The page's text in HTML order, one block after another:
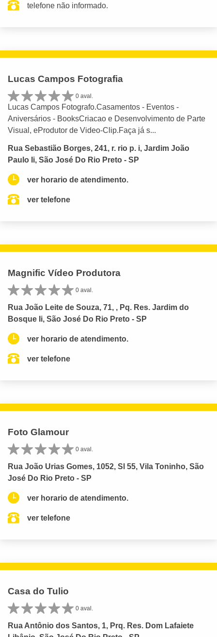
telefone não informado.
Lucas Campos Fotografia
0 aval.
Lucas Campos Fotografo.Casamentos - Eventos -
Aniversários - BooksCriacao e Desenvolvimento de Parte
Visual, eProdutor de Video-Clip.Faça já s...
Rua Sebastião Borges, 241, r. rio p. i, Jardim João
Paulo Ii, São José Do Rio Preto - SP
ver horario de atendimento.
ver telefone
Magnific Vídeo Produtora
0 aval.
Rua João Leite de Souza, 71, , Pq. Res. Jardim do
Bosque Ii, São José Do Rio Preto - SP
ver horario de atendimento.
ver telefone
Foto Glamour
0 aval.
Rua João Urias Gomes, 1052, Sl 55, Vila Toninho, São
José Do Rio Preto - SP
ver horario de atendimento.
ver telefone
Casa do Tulio
0 aval.
Rua Antônio dos Santos, 1, Prq. Res. Dom Lafaiete